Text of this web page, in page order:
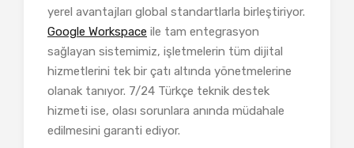
yerel avantajları global standartlarla birleştiriyor.
Google Workspace ile tam entegrasyon
sağlayan sistemimiz, işletmelerin tüm dijital
hizmetlerini tek bir çatı altında yönetmelerine
olanak tanıyor. 7/24 Türkçe teknik destek
hizmeti ise, olası sorunlara anında müdahale
edilmesini garanti ediyor.